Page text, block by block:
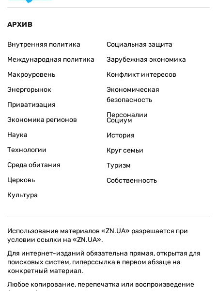
АРХИВ
Внутренняя политика
Международная политика
Макроуровень
Энергорынок
Приватизация
Экономика регионов
Социальная защита
Зарубежная экономика
Конфликт интересов
Экономическая
безопасность
Персоналии
Наука
Технологии
Среда обитания
Церковь
Культура
Социум
История
Круг семьи
Туризм
Собственность
Использование материалов «ZN.UA» разрешается при
условии ссылки на «ZN.UA».
Для интернет-изданий обязательна прямая, открытая для
поисковых систем, гиперссылка в первом абзаце на
конкретный материал.
Любое копирование, перепечатка или воспроизведение